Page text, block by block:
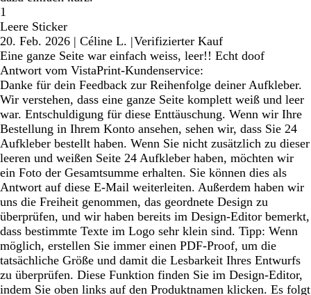
1
Leere Sticker
20. Feb. 2026 | Céline L. |Verifizierter Kauf
Eine ganze Seite war einfach weiss, leer!! Echt doof
Antwort vom VistaPrint-Kundenservice:
Danke für dein Feedback zur Reihenfolge deiner Aufkleber.
Wir verstehen, dass eine ganze Seite komplett weiß und leer
war. Entschuldigung für diese Enttäuschung. Wenn wir Ihre
Bestellung in Ihrem Konto ansehen, sehen wir, dass Sie 24
Aufkleber bestellt haben. Wenn Sie nicht zusätzlich zu dieser
leeren und weißen Seite 24 Aufkleber haben, möchten wir
ein Foto der Gesamtsumme erhalten. Sie können dies als
Antwort auf diese E-Mail weiterleiten. Außerdem haben wir
uns die Freiheit genommen, das geordnete Design zu
überprüfen, und wir haben bereits im Design-Editor bemerkt,
dass bestimmte Texte im Logo sehr klein sind. Tipp: Wenn
möglich, erstellen Sie immer einen PDF-Proof, um die
tatsächliche Größe und damit die Lesbarkeit Ihres Entwurfs
zu überprüfen. Diese Funktion finden Sie im Design-Editor,
indem Sie oben links auf den Produktnamen klicken. Es folgt